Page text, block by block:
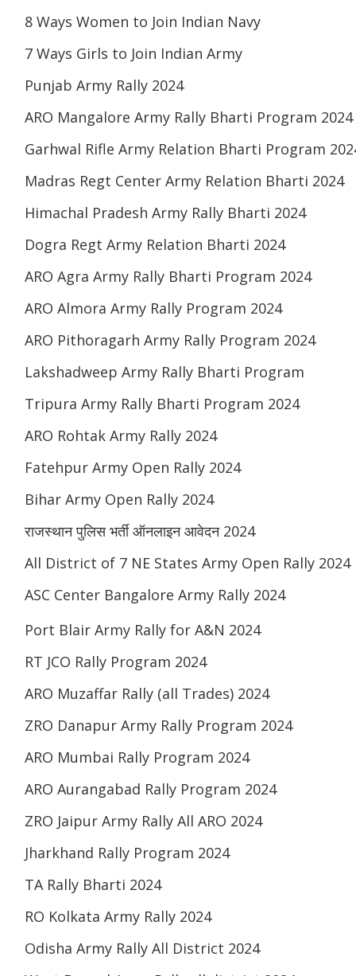
8 Ways Women to Join Indian Navy
7 Ways Girls to Join Indian Army
Punjab Army Rally 2024
ARO Mangalore Army Rally Bharti Program 2024
Garhwal Rifle Army Relation Bharti Program
Madras Regt Center Army Relation Bharti 2024
Himachal Pradesh Army Rally Bharti 2024
Dogra Regt Army Relation Bharti 2024
ARO Agra Army Rally Bharti Program 2024
ARO Almora Army Rally Program 2024
ARO Pithoragarh Army Rally Program 2024
Lakshadweep Army Rally Bharti Program
Tripura Army Rally Bharti Program 2024
ARO Rohtak Army Rally 2024
Fatehpur Army Open Rally 2024
Bihar Army Open Rally 2024
राजस्थान पुलिस भर्ती ऑनलाइन आवेदन 2024
All District of 7 NE States Army Open Rally 2024
ASC Center Bangalore Army Rally 2024
Port Blair Army Rally for A&N 2024
RT JCO Rally Program 2024
ARO Muzaffar Rally (all Trades) 2024
ZRO Danapur Army Rally Program 2024
ARO Mumbai Rally Program 2024
ARO Aurangabad Rally Program 2024
ZRO Jaipur Army Rally All ARO 2024
Jharkhand Rally Program 2024
TA Rally Bharti 2024
RO Kolkata Army Rally 2024
Odisha Army Rally All District 2024